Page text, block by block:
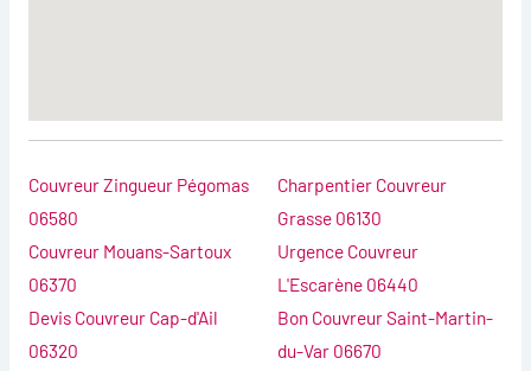
Couvreur Zingueur Pégomas
06580
Couvreur Mouans-Sartoux
06370
Devis Couvreur Cap-d'Ail
06320
Charpentier Couvreur
Grasse 06130
Urgence Couvreur
L'Escarène 06440
Bon Couvreur Saint-Martin-
du-Var 06670